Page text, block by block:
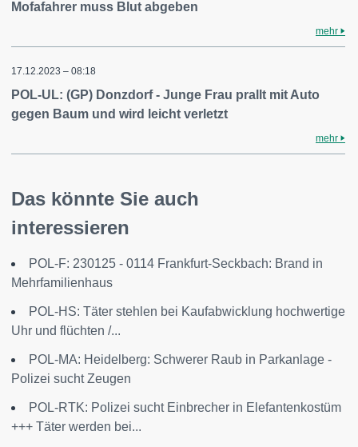
Mofafahrer muss Blut abgeben
mehr
17.12.2023 – 08:18
POL-UL: (GP) Donzdorf - Junge Frau prallt mit Auto
gegen Baum und wird leicht verletzt
mehr
Das könnte Sie auch
interessieren
POL-F: 230125 - 0114 Frankfurt-Seckbach: Brand in
Mehrfamilienhaus
POL-HS: Täter stehlen bei Kaufabwicklung hochwertige
Uhr und flüchten /...
POL-MA: Heidelberg: Schwerer Raub in Parkanlage -
Polizei sucht Zeugen
POL-RTK: Polizei sucht Einbrecher in Elefantenkostüm
+++ Täter werden bei...